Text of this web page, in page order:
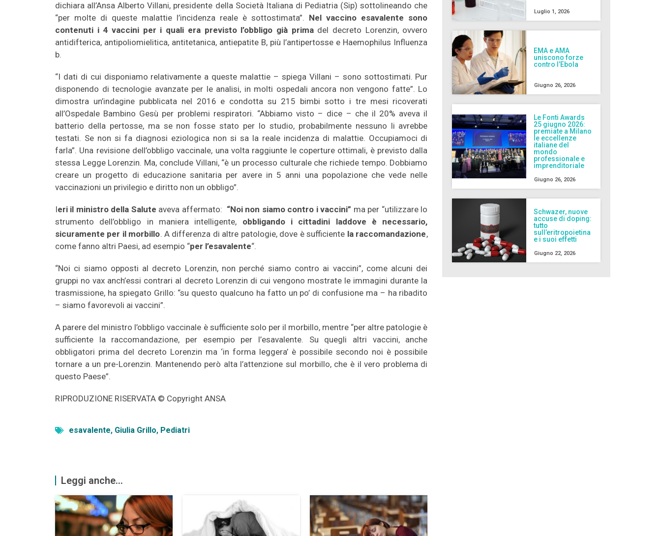
dichiara all’Ansa Alberto Villani, presidente della Società Italiana di Pediatria (Sip) sottolineando che
“per molte di queste malattie l’incidenza reale è sottostimata”. Nel vaccino esavalente sono
contenuti i 4 vaccini per i quali era previsto l’obbligo già primadel decreto Lorenzin, ovvero
antidifterica, antipoliomielitica, antitetanica, antiepatite B, più l’antipertosse e Haemophilus Influenza
b.
“I dati di cui disponiamo relativamente a queste malattie – spiega Villani – sono sottostimati. Pur
disponendo di tecnologie avanzate per le analisi, in molti ospedali ancora non vengono fatte”. Lo
dimostra un’indagine pubblicata nel 2016 e condotta su 215 bimbi sotto i tre mesi ricoverati
all’Ospedale Bambino Gesù per problemi respiratori. “Abbiamo visto – dice – che il 20% aveva il
batterio della pertosse, ma se non fosse stato per lo studio, probabilmente nessuno li avrebbe
testati. Se non si fa diagnosi eziologica non si sa la reale incidenza di malattie. Occupiamoci di
farla”. Una revisione dell’obbligo vaccinale, una volta raggiunte le coperture ottimali, è previsto dalla
stessa Legge Lorenzin. Ma, conclude Villani, “è un processo culturale che richiede tempo. Dobbiamo
creare un progetto di educazione sanitaria per avere in 5 anni una popolazione che vede nelle
vaccinazioni un privilegio e diritto non un obbligo”.
Ieri il ministro della Salute aveva affermato: “Noi non siamo contro i vaccini” ma per “utilizzare lo
strumento dell’obbligo in maniera intelligente, obbligando i cittadini laddove è necessario,
sicuramente per il morbillo. A differenza di altre patologie, dove è sufficiente la raccomandazione,
come fanno altri Paesi, ad esempio “per l’esavalente“.
“Noi ci siamo opposti al decreto Lorenzin, non perché siamo contro ai vaccini”, come alcuni dei
gruppi no vax anch’essi contrari al decreto Lorenzin di cui vengono mostrate le immagini durante la
trasmissione, ha spiegato Grillo: “su questo qualcuno ha fatto un po’ di confusione ma – ha ribadito
– siamo favorevoli ai vaccini”.
A parere del ministro l’obbligo vaccinale è sufficiente solo per il morbillo, mentre “per altre patologie è
sufficiente la raccomandazione, per esempio per l’esavalente. Su quegli altri vaccini, anche
obbligatori prima del decreto Lorenzin ma ‘in forma leggera’ è possibile secondo noi è possibile
tornare a un pre-Lorenzin. Mantenendo però alta l’attenzione sul morbillo, che è il vero problema di
questo Paese”.
RIPRODUZIONE RISERVATA © Copyright ANSA
esavalente, Giulia Grillo, Pediatri
Leggi anche...
Luglio 1, 2026
EMA e AMA
uniscono forze
contro l’Ebola
Giugno 26, 2026
Le Fonti Awards
25 giugno 2026:
premiate a Milano
le eccellenze
italiane del
mondo
professionale e
imprenditoriale
Giugno 26, 2026
Schwazer, nuove
accuse di doping:
tutto
sull’eritropoietina
e i suoi effetti
Giugno 22, 2026